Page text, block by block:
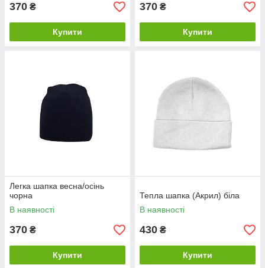
370 ₴
Купити
370 ₴
Купити
Легка шапка весна/осінь
чорна
В наявності
370 ₴
Купити
Тепла шапка (Акрил) біла
В наявності
430 ₴
Купити